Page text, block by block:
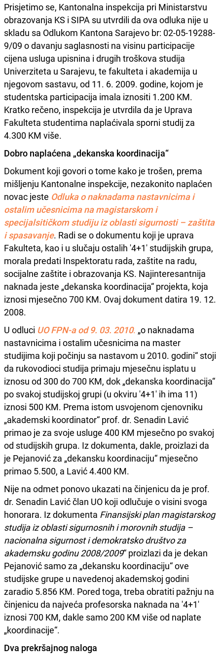
Prisjetimo se, Kantonalna inspekcija pri Ministarstvu
obrazovanja KS i SIPA su utvrdili da ova odluka nije u
skladu sa Odlukom Kantona Sarajevo br: 02-05-19288-
9/09 o davanju saglasnosti na visinu participacije
cijena usluga upisnina i drugih troškova studija
Univerziteta u Sarajevu, te fakulteta i akademija u
njegovom sastavu, od 11. 6. 2009. godine, kojom je
studentska participacija imala iznositi 1.200 KM.
Kratko rečeno, inspekcija je utvrdila da je Uprava
Fakulteta studentima naplaćivala sporni studij za
4.300 KM više.
Dobro naplaćena „dekanska koordinacija“
Dokument koji govori o tome kako je trošen, prema
mišljenju Kantonalne inspekcije, nezakonito naplaćen
novac jeste Odluka o naknadama nastavnicima i
ostalim učesnicima na magistarskom i
specijalsitičkom studiju iz oblasti sigurnosti – zaštita
i spasavanje. Radi se o dokumentu koji je uprava
Fakulteta, kao i u slučaju ostalih '4+1' studijskih grupa,
morala predati Inspektoratu rada, zaštite na radu,
socijalne zaštite i obrazovanja KS. Najinteresantnija
naknada jeste „dekanska koordinacija“ projekta, koja
iznosi mjesečno 700 KM. Ovaj dokument datira 19. 12.
2008.
U odluci UO FPN-a od 9. 03. 2010. „o naknadama
nastavnicima i ostalim učesnicima na master
studijima koji počinju sa nastavom u 2010. godini“ stoji
da rukovodioci studija primaju mjesečnu isplatu u
iznosu od 300 do 700 KM, dok „dekanska koordinacija“
po svakoj studijskoj grupi (u okviru '4+1' ih ima 11)
iznosi 500 KM. Prema istom usvojenom cjenovniku
„akademski koordinator“ prof. dr. Senadin Lavić
primao je za svoje usluge 400 KM mjesečno po svakoj
od studijskih grupa. Iz dokumenta, dakle, proizlazi da
je Pejanović za „dekansku koordinaciju“ mjesečno
primao 5.500, a Lavić 4.400 KM.
Nije na odmet ponovo ukazati na činjenicu da je prof.
dr. Senadin Lavić član UO koji odlučuje o visini svoga
honorara. Iz dokumenta Finansijski plan magistarskog
studija iz oblasti sigurnosnih i morovnih studija –
nacionalna sigurnost i demokratsko društvo za
akademsku godinu 2008/2009“ proizlazi da je dekan
Pejanović samo za „dekansku koordinaciju“ ove
studijske grupe u navedenoj akademskoj godini
zaradio 5.856 KM. Pored toga, treba obratiti pažnju na
činjenicu da najveća profesorska naknada na '4+1'
iznosi 700 KM, dakle samo 200 KM više od naplate
„koordinacije“.
Dva prekršajnog naloga